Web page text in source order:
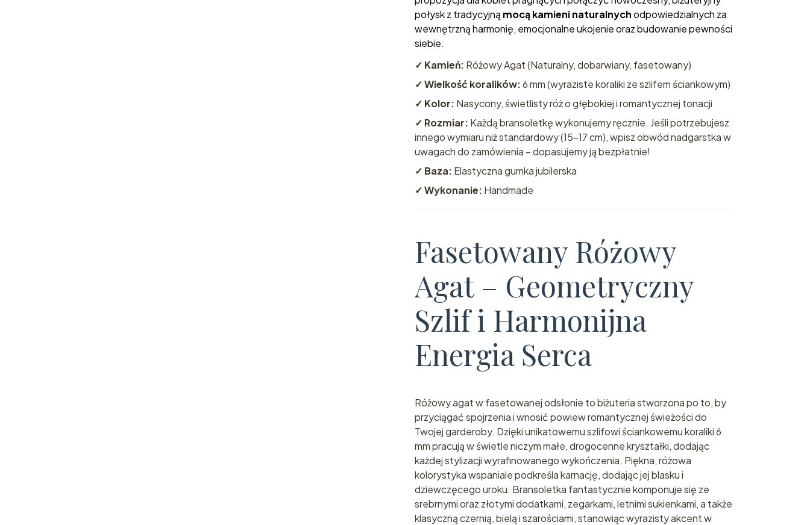
połysk z tradycyjną mocą kamieni naturalnychodpowiedzialnych za
wewnętrzną harmonię, emocjonalne ukojenie oraz budowanie pewności
siebie.
✓ Kamień: Różowy Agat (Naturalny, dobarwiany, fasetowany)
✓ Wielkość koralików:6 mm (wyraziste koraliki ze szlifem ściankowym)
✓ Kolor: Nasycony, świetlisty róż o głębokiej i romantycznej tonacji
✓ Rozmiar: Każdą bransoletkę wykonujemy ręcznie. Jeśli potrzebujesz
innego wymiaru niż standardowy (15-17 cm), wpisz obwód nadgarstka w
uwagach do zamówienia – dopasujemy ją bezpłatnie!
✓ Baza: Elastyczna gumka jubilerska
✓ Wykonanie: Handmade
Fasetowany Różowy
Agat – Geometryczny
Szlif i Harmonijna
Energia Serca
Różowy agat w fasetowanej odsłonie to biżuteria stworzona po to, by
przyciągać spojrzenia i wnosić powiew romantycznej świeżości do
Twojej garderoby. Dzięki unikatowemu szlifowi ściankowemu koraliki 6
mm pracują w świetle niczym małe, drogocenne kryształki, dodając
każdej stylizacji wyrafinowanego wykończenia. Piękna, różowa
kolorystyka wspaniale podkreśla karnację, dodając jej blasku i
dziewczęcego uroku. Bransoletka fantastycznie komponuje się ze
srebrnymi oraz złotymi dodatkami, zegarkami, letnimi sukienkami, a także
klasyczną czernią, bielą i szarościami, stanowiąc wyrazisty akcent w